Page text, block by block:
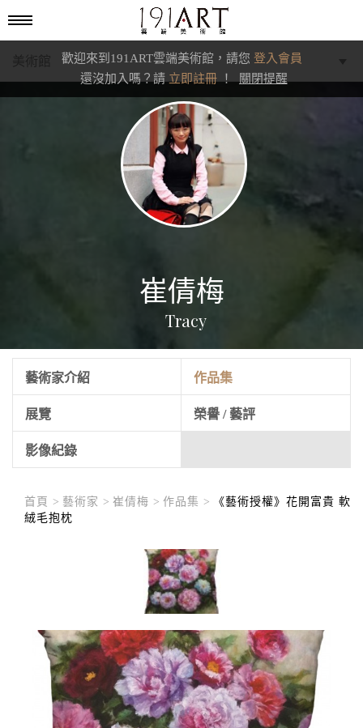
歡迎來到191ART雲端美術館，請您 登入會員
還沒加入嗎？請 立即註冊！ 關閉提醒
崔倩梅
Tracy
藝術家介紹 作品集
展覽 榮譽 / 藝評
影像紀錄
首頁 > 藝術家 > 崔倩梅 > 作品集 >
《藝術授權》花開富貴 軟
絨毛抱枕